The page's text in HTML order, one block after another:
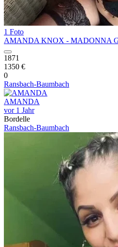
1 Foto
AMANDA KNOX - MADONNA
1871
1350 €
0
Ransbach-Baumbach
AMANDA
vor 1 Jahr
Bordelle
Ransbach-Baumbach